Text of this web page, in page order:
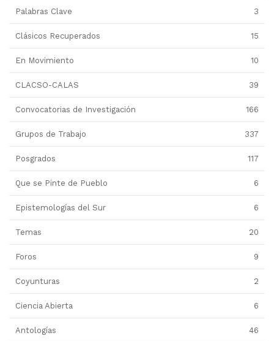
Palabras Clave 3
Clásicos Recuperados 15
En Movimiento 10
CLACSO-CALAS 39
Convocatorias de Investigación 166
Grupos de Trabajo 337
Posgrados 117
Que se Pinte de Pueblo 6
Epistemologías del Sur 6
Temas 20
Foros 9
Coyunturas 2
Ciencia Abierta 6
Antologías 46